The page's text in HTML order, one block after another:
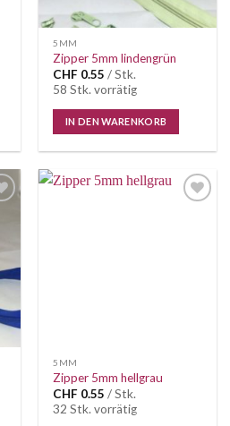
5MM
Zipper 5mm lindengrün
CHF 0.55 / Stk.
58 Stk. vorrätig
IN DEN WARENKORB
5MM
Zipper 5mm hellgrau
CHF 0.55 / Stk.
32 Stk. vorrätig